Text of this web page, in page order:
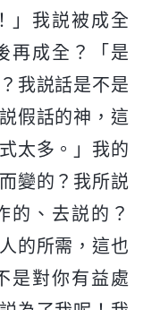
」我説被成全
再成全？「是
我説話是不是
假話的神，這
太多。」我的
變的？我所説
的、去説的？
的所需，這也
是對你有益處